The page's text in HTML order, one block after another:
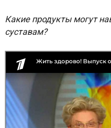
Какие продукты могут
суставам?